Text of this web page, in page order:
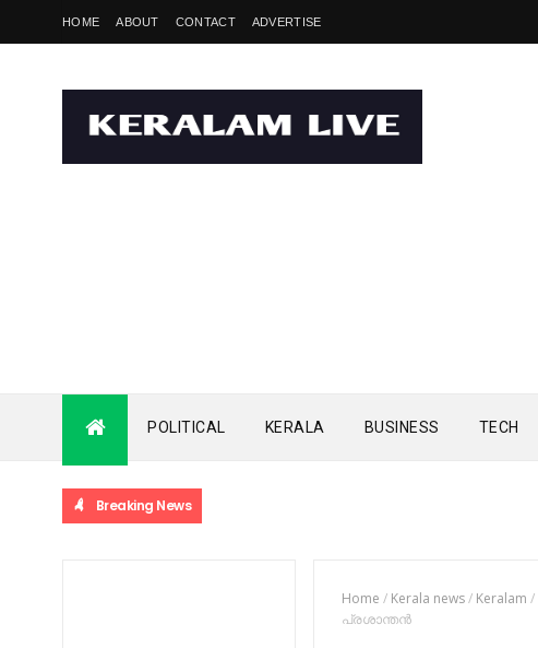
HOME ABOUT CONTACT ADVERTISE
POLITICAL KERALA BUSINESS TECH
Breaking News
Home / Kerala news/ Keralam /
പ്രശാന്തന്‍